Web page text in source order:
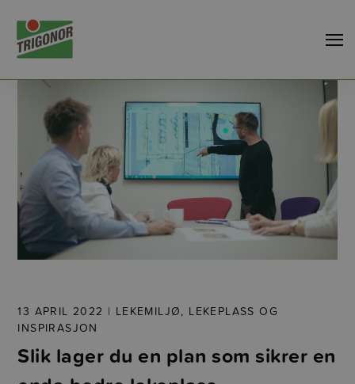
13 APRIL 2022 | LEKEMILJØ, LEKEPLASS OG
INSPIRASJON
Slik lager du en plan som sikrer en